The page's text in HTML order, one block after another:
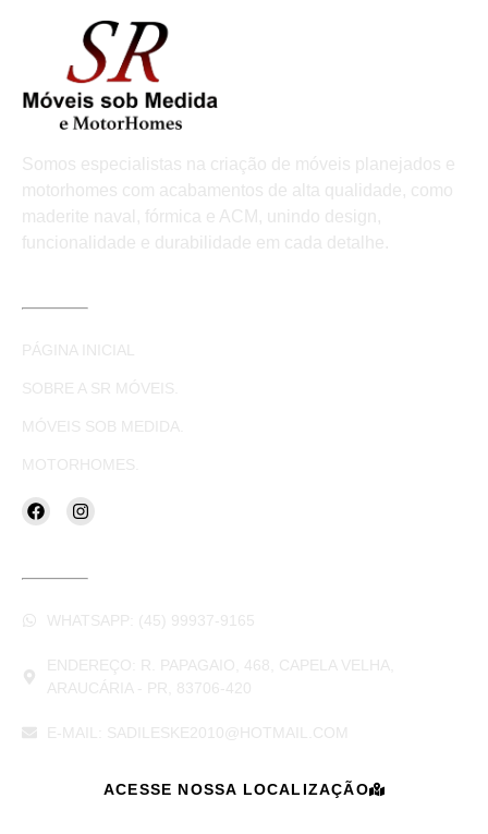
Somos especialistas na criação de móveis planejados e
motorhomes com acabamentos de alta qualidade, como
maderite naval, fórmica e ACM, unindo design,
funcionalidade e durabilidade em cada detalhe.
PÁGINA INICIAL
SOBRE A SR MÓVEIS.
MÓVEIS SOB MEDIDA.
MOTORHOMES.
WHATSAPP: (45) 99937-9165
ENDEREÇO: R. PAPAGAIO, 468, CAPELA VELHA,
ARAUCÁRIA - PR, 83706-420
E-MAIL: SADILESKE2010@HOTMAIL.COM
ACESSE NOSSA LOCALIZAÇÃO